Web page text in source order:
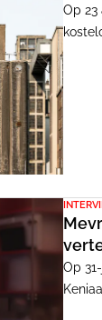
Op
Op